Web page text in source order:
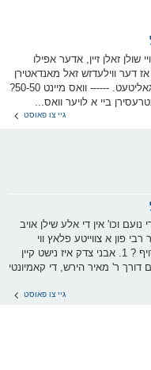
שולן זאלן זיין, אדער אפילו
דער ווילעדזש זאל מאנדאטירן
עקסטערע בתי מדרשים.. שווער צו זעהן די לעגאליטעט. ------ וואס מיינט 50-50?
גיי צו פאוסט
וכו' אין די אלע שילן אויב
פון א צווייטע פלאץ ווי
מ'שעכט ערב יו''כ כפרות האבן זיי די רעכט דערויף ? 1. אבני צדק איז נישט קיין
דורך ר' מאיר הירש, די קאמיונטי
גיי צו פאוסט